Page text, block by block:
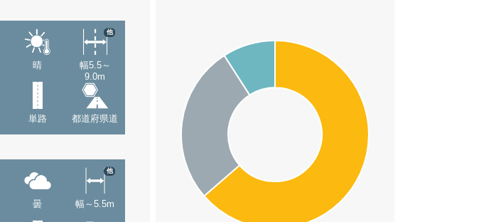
晴
幅5.5～
9.0m
他
単路 都道府県道
曇 幅～5.5m
他